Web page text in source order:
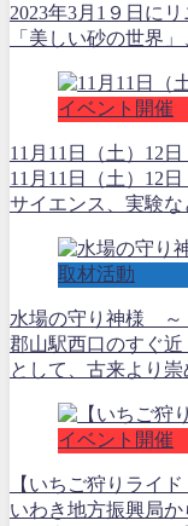
2023年3月1９日に
「美しい砂の世界
イベント開催
11月11日（土）12
11月11日（土）12
サイエンス、実験
取材活動
水場の守り神様 ～
郡山駅西口のすぐ
として、古来より
イベント開催
【いちご狩りライ
いわき地方振興局